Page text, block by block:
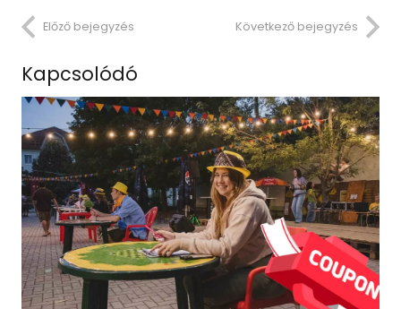
Előző bejegyzés Következő bejegyzés
Kapcsolódó